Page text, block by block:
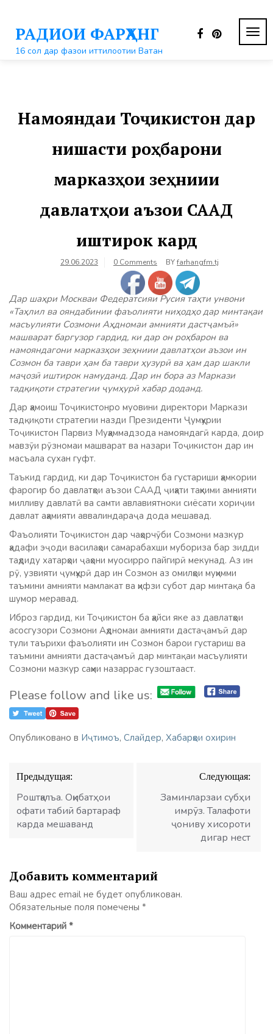
контентуРАДИОИ ФАРҲАНГ
16 сол дар фазои иттилоотии Ватан
Намояндаи Тоҷикистон дар
нишасти роҳбарони
марказҳои зеҳниии
давлатҳои аъзои СААД
иштирок кард
29.06.2023 0 Comments BYfarhangfm.tj
Дар шаҳри Москваи Федератсияи Русия таҳти унвони
«Таҳлил ва ояндабинии фаъолияти ниҳодҳо дар минтақаи
масъулияти Созмони Аҳдномаи амнияти дастҷамъӣ»
машварат баргузор гардид, ки дар он роҳбарон ва
намояндагони марказҳои зеҳниии давлатҳои аъзои ин
Созмон ба таври ҳам ба таври ҳузурӣ ва ҳам дар шакли
маҷозӣ иштирок намуданд. Дар ин бора аз Маркази
тадқиқоти стратегии ҷумҳурӣ хабар доданд.
Дар ҳамоиш Тоҷикистонро муовини директори Маркази
тадқиқоти стратегии назди Президенти Ҷумҳурии
Тоҷикистон Парвиз Муҳаммадзода намояндагӣ карда, доир
мавзӯи рӯзномаи машварат ва назари Тоҷикистон дар ин
масъала сухан гуфт.
Таъкид гардид, ки дар Тоҷикистон ба густариши ҳамкории
фарогир бо давлатҳои аъзои СААД ҷиҳати таҳкими амнияти
милливу давлатӣ ва самти авлавиятноки сиёсати хориҷии
давлат аҳамияти аввалиндараҷа дода мешавад.
Фаъолияти Тоҷикистон дар чаҳорчӯби Созмони мазкур
ҳадафи эҷоди василаҳои самарабахши мубориза бар зидди
таҳдиду хатарҳои ҷаҳони муосирро пайгирӣ мекунад. Аз ин
рӯ, узвияти ҷумҳурӣ дар ин Созмон аз омилҳои муҳимми
таъмини амнияти мамлакат ва ҳифзи субот дар минтақа ба
шумор меравад.
Иброз гардид, ки Тоҷикистон ба ҳайси яке аз давлатҳои
асосгузори Созмони Аҳдномаи амнияти дастаҷамъӣ дар
тули таърихи фаъолияти ин Созмон барои густариш ва
таъмини амнияти дастаҷамъӣ дар минтақаи масъулияти
Созмони мазкур саҳми назаррас гузоштааст.
Please follow and like us:
Опубликовано в Иҷтимоъ, Слайдер, Хабарҳои охирин
Навигация
по
записям
Предыдущая:
Роштқалъа. Оқибатҳои
офати табиӣ бартараф
карда мешаванд
Следующая:
Заминларзаи субҳи
имрӯз. Талафоти
ҷониву хисороти
дигар нест
Добавить комментарий
Ваш адрес email не будет опубликован.
Обязательные поля помечены *
Комментарий *